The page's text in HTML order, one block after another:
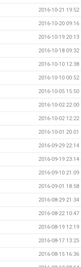
2016-10-21 19:52
2016-10-20 09:16
2016-10-19 20:13
2016-10-18 09:32
2016-10-10 12:38
2016-10-10 00:52
2016-10-05 15:50
2016-10-02 22:00
2016-10-02 12:22
2016-10-01 20:01
2016-09-29 22:14
2016-09-19 23:14
2016-09-10 21:09
2016-09-01 18:58
2016-08-29 21:34
2016-08-22 10:47
2016-08-19 12:19
2016-08-17 13:25
2016-08-15 16:36